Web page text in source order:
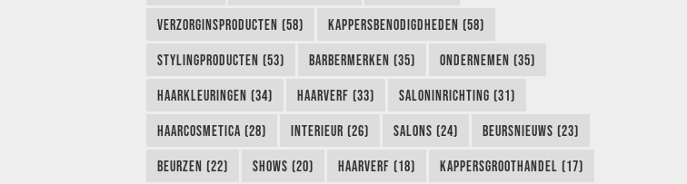
VERZORGINSPRODUCTEN (58) KAPPERSBENODIGDHEDEN (58)
STYLINGPRODUCTEN (53) BARBERMERKEN (35) ONDERNEMEN (35)
HAARKLEURINGEN (34) HAARVERF (33) SALONINRICHTING (31)
HAARCOSMETICA (28) INTERIEUR (26) SALONS (24) BEURSNIEUWS (23)
BEURZEN (22) SHOWS (20) HAARVERF (18) KAPPERSGROOTHANDEL (17)